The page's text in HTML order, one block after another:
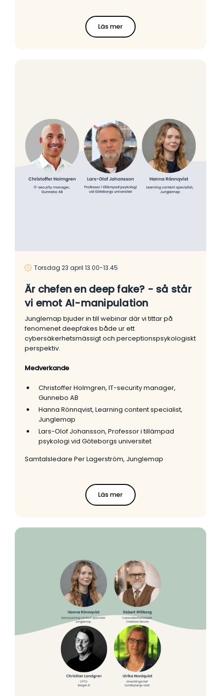
Läs mer
Torsdag 23 april 13.00-13.45
Är chefen en deep fake? - så står
vi emot AI-manipulation
Junglemap bjuder in till webinar där vi tittar på
fenomenet deepfakes både ur ett
cybersäkerhetsmässigt och perceptionspsykologiskt
perspektiv.
Medverkande
Christoffer Holmgren, IT-security manager,
Gunnebo AB
Hanna Rönnqvist, Learning content specialist,
Junglemap
Lars-Olof Johansson, Professor i tillämpad
psykologi vid Göteborgs universitet
Samtalsledare Per Lagerström, Junglemap
Läs mer